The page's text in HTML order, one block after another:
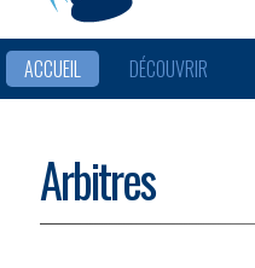
ACCUEIL DÉCOUVRIR
Arbitres